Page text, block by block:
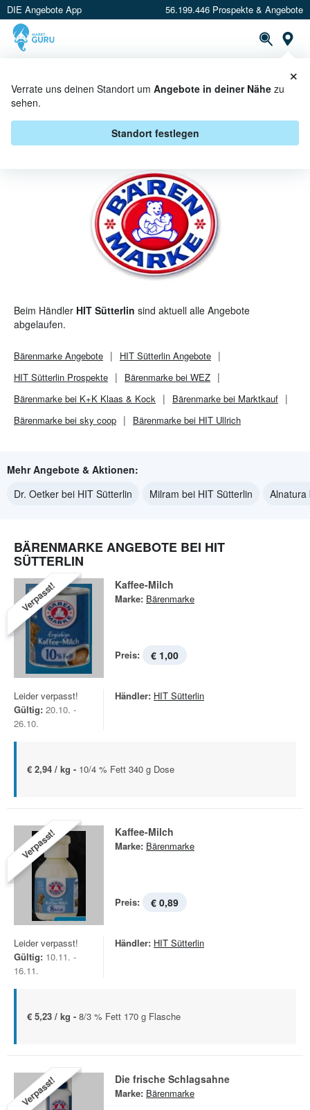
DIE Angebote App 56.199.446 Prospekte & Angebote
Verrate uns deinen Standort um Angebote in deiner Nähe zu
sehen.
Standort festlegen
×
BÄRENMARKE BEI HIT SÜTTERLIN
- ANGEBOTE & AKTIONEN
Beim Händler HIT Sütterlin sind aktuell alle Angebote
abgelaufen.
Bärenmarke Angebote HIT Sütterlin Angebote
HIT Sütterlin Prospekte
Bärenmarke bei WEZ
Bärenmarke bei K+K Klaas & Kock
Bärenmarke bei Marktkauf
Bärenmarke bei sky coop
Bärenmarke bei HIT Ullrich
Mehr Angebote & Aktionen:
Dr. Oetker bei HIT Sütterlin
Milram bei HIT Sütterlin Alnatura
BÄRENMARKE ANGEBOTE BEI HIT
SÜTTERLIN
Verpasst! Kaffee-Milch
Marke: Bärenmarke
Preis: € 1,00
Leider verpasst!
Gültig: 20.10. -
26.10.
Händler: HIT Sütterlin
€ 2,94 / kg - 10/4 % Fett 340 g Dose
Verpasst! Kaffee-Milch
Marke: Bärenmarke
Preis: € 0,89
Leider verpasst!
Gültig: 10.11. -
16.11.
Händler: HIT Sütterlin
€ 5,23 / kg - 8/3 % Fett 170 g Flasche
Verpasst! Die frische Schlagsahne
Marke: Bärenmarke